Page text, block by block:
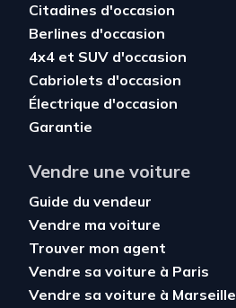
Citadines d'occasion
Berlines d'occasion
4x4 et SUV d'occasion
Cabriolets d'occasion
Électrique d'occasion
Garantie
Vendre une voiture
Guide du vendeur
Vendre ma voiture
Trouver mon agent
Vendre sa voiture à Paris
Vendre sa voiture à Marseille